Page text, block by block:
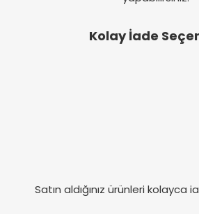
Kolay İade
Satın aldığınız ürünleri kolayca